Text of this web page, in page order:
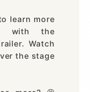
learn more
with the
Watch
the stage